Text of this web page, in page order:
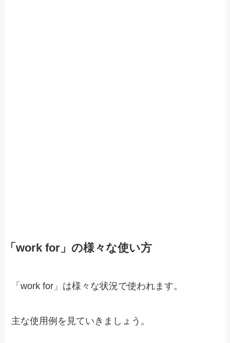
「work for」の様々な使い方
「work for」は様々な状況で使われます。
主な使用例を見ていきましょう。